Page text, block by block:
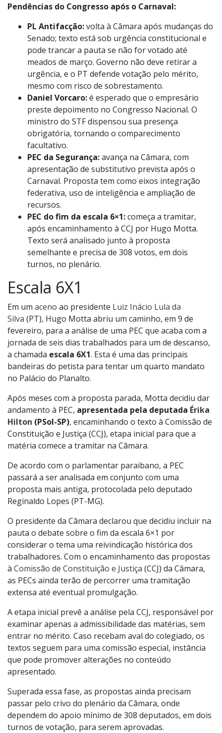
Pendências do Congresso após o Carnaval:
PL Antifacção:volta à Câmara após mudanças do
Senado; texto está sob urgência constitucional e
pode trancar a pauta se não for votado até
meados de março. Governo não deve retirar a
urgência, e o PT defende votação pelo mérito,
mesmo com risco de sobrestamento.
Daniel Vorcaro:é esperado que o empresário
preste depoimento no Congresso Nacional. O
ministro do STF dispensou sua presença
obrigatória, tornando o comparecimento
facultativo.
PEC da Segurança:avança na Câmara, com
apresentação de substitutivo prevista após o
Carnaval. Proposta tem como eixos integração
federativa, uso de inteligência e ampliação de
recursos.
PEC do fim da escala 6×1:começa a tramitar,
após encaminhamento à CCJ por Hugo Motta.
Texto será analisado junto à proposta
semelhante e precisa de 308 votos, em dois
turnos, no plenário.
Escala 6X1
Em um aceno ao presidente Luiz Inácio Lula da
Silva (PT), Hugo Motta abriu um caminho, em 9 de
fevereiro, para a análise de uma PEC que acaba com a
jornada de seis dias trabalhados para um de descanso,
a chamada escala 6X1. Esta é uma das principais
bandeiras do petista para tentar um quarto mandato
no Palácio do Planalto.
Após meses com a proposta parada, Motta decidiu dar
andamento à PEC, apresentada pela deputada Érika
Hilton (PSol-SP), encaminhando o texto à Comissão de
Constituição e Justiça (CCJ), etapa inicial para que a
matéria comece a tramitar na Câmara.
De acordo com o parlamentar paraibano, a PEC
passará a ser analisada em conjunto com uma
proposta mais antiga, protocolada pelo deputado
Reginaldo Lopes (PT-MG).
O presidente da Câmara declarou que decidiu incluir na
pauta o debate sobre o fim da escala 6×1 por
considerar o tema uma reivindicação histórica dos
trabalhadores. Com o encaminhamento das propostas
à Comissão de Constituição e Justiça (CCJ) da Câmara,
as PECs ainda terão de percorrer uma tramitação
extensa até eventual promulgação.
A etapa inicial prevê a análise pela CCJ, responsável por
examinar apenas a admissibilidade das matérias, sem
entrar no mérito. Caso recebam aval do colegiado, os
textos seguem para uma comissão especial, instância
que pode promover alterações no conteúdo
apresentado.
Superada essa fase, as propostas ainda precisam
passar pelo crivo do plenário da Câmara, onde
dependem do apoio mínimo de 308 deputados, em dois
turnos de votação, para serem aprovadas.